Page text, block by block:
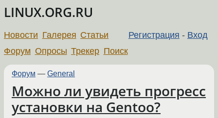
LINUX.ORG.RU
Регистрация - Вход
Новости Галерея Статьи
Форум Опросы Трекер Поиск
Форум — General
Можно ли увидеть прогресс
установки на Gentoo?